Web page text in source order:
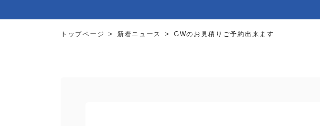
トップページ 新着ニュース GWのお見積りご予約出来ます